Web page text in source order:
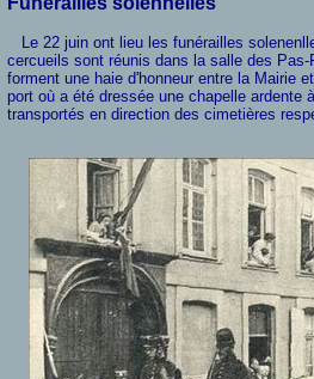
Le 22 juin ont lieu les funérailles
cercueils sont réunis dans la salle des
forment une haie d'honneur entre la Mairie
port où a été dressée une chapelle
transportés en direction des cimetières